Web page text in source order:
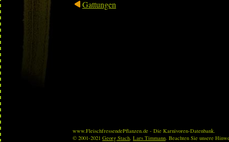
Gattungen
www.FleischfressendePflanzen.de - Die Karnivoren-Datenbank.
© 2001-2021 Georg Stach Lars Timmann . Beachten Sie unsere